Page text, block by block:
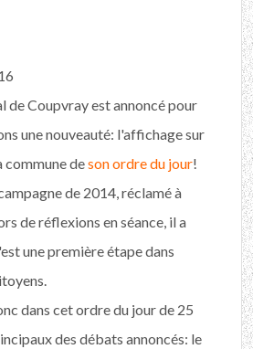
de Coupvray est annoncé pour
une nouveauté: l'affichage sur
commune deson ordre du jour!
de 2014, réclamé à
de réflexions en séance, il a
une première étape dans
dans cet ordre du jour de 25
des débats annoncés: le